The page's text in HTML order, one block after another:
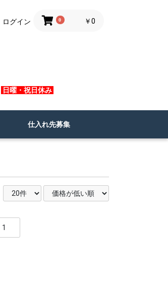
ログイン 0 ￥0
日曜・祝日休み
仕入れ先募集